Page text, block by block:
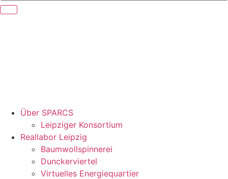
Über SPARCS
Leipziger Konsortium
Reallabor Leipzig
Baumwollspinnerei
Dunckerviertel
Virtuelles Energiequartier